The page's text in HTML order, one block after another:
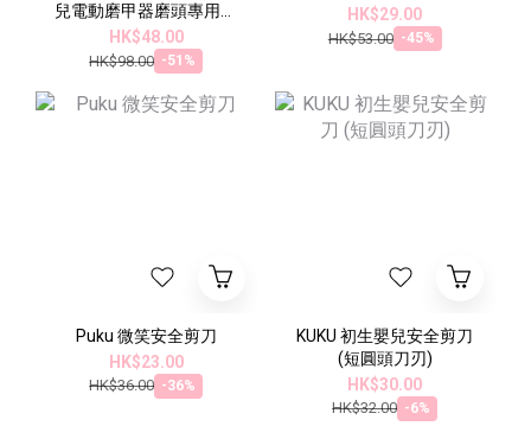
兒電動磨甲器磨頭專用替
換頭配件
HK$48.00
HK$98.00 -51%
HK$29.00
HK$53.00 -45%
Puku 微笑安全剪刀
HK$23.00
HK$36.00 -36%
KUKU 初生嬰兒安全剪刀
(短圓頭刀刃)
HK$30.00
HK$32.00 -6%